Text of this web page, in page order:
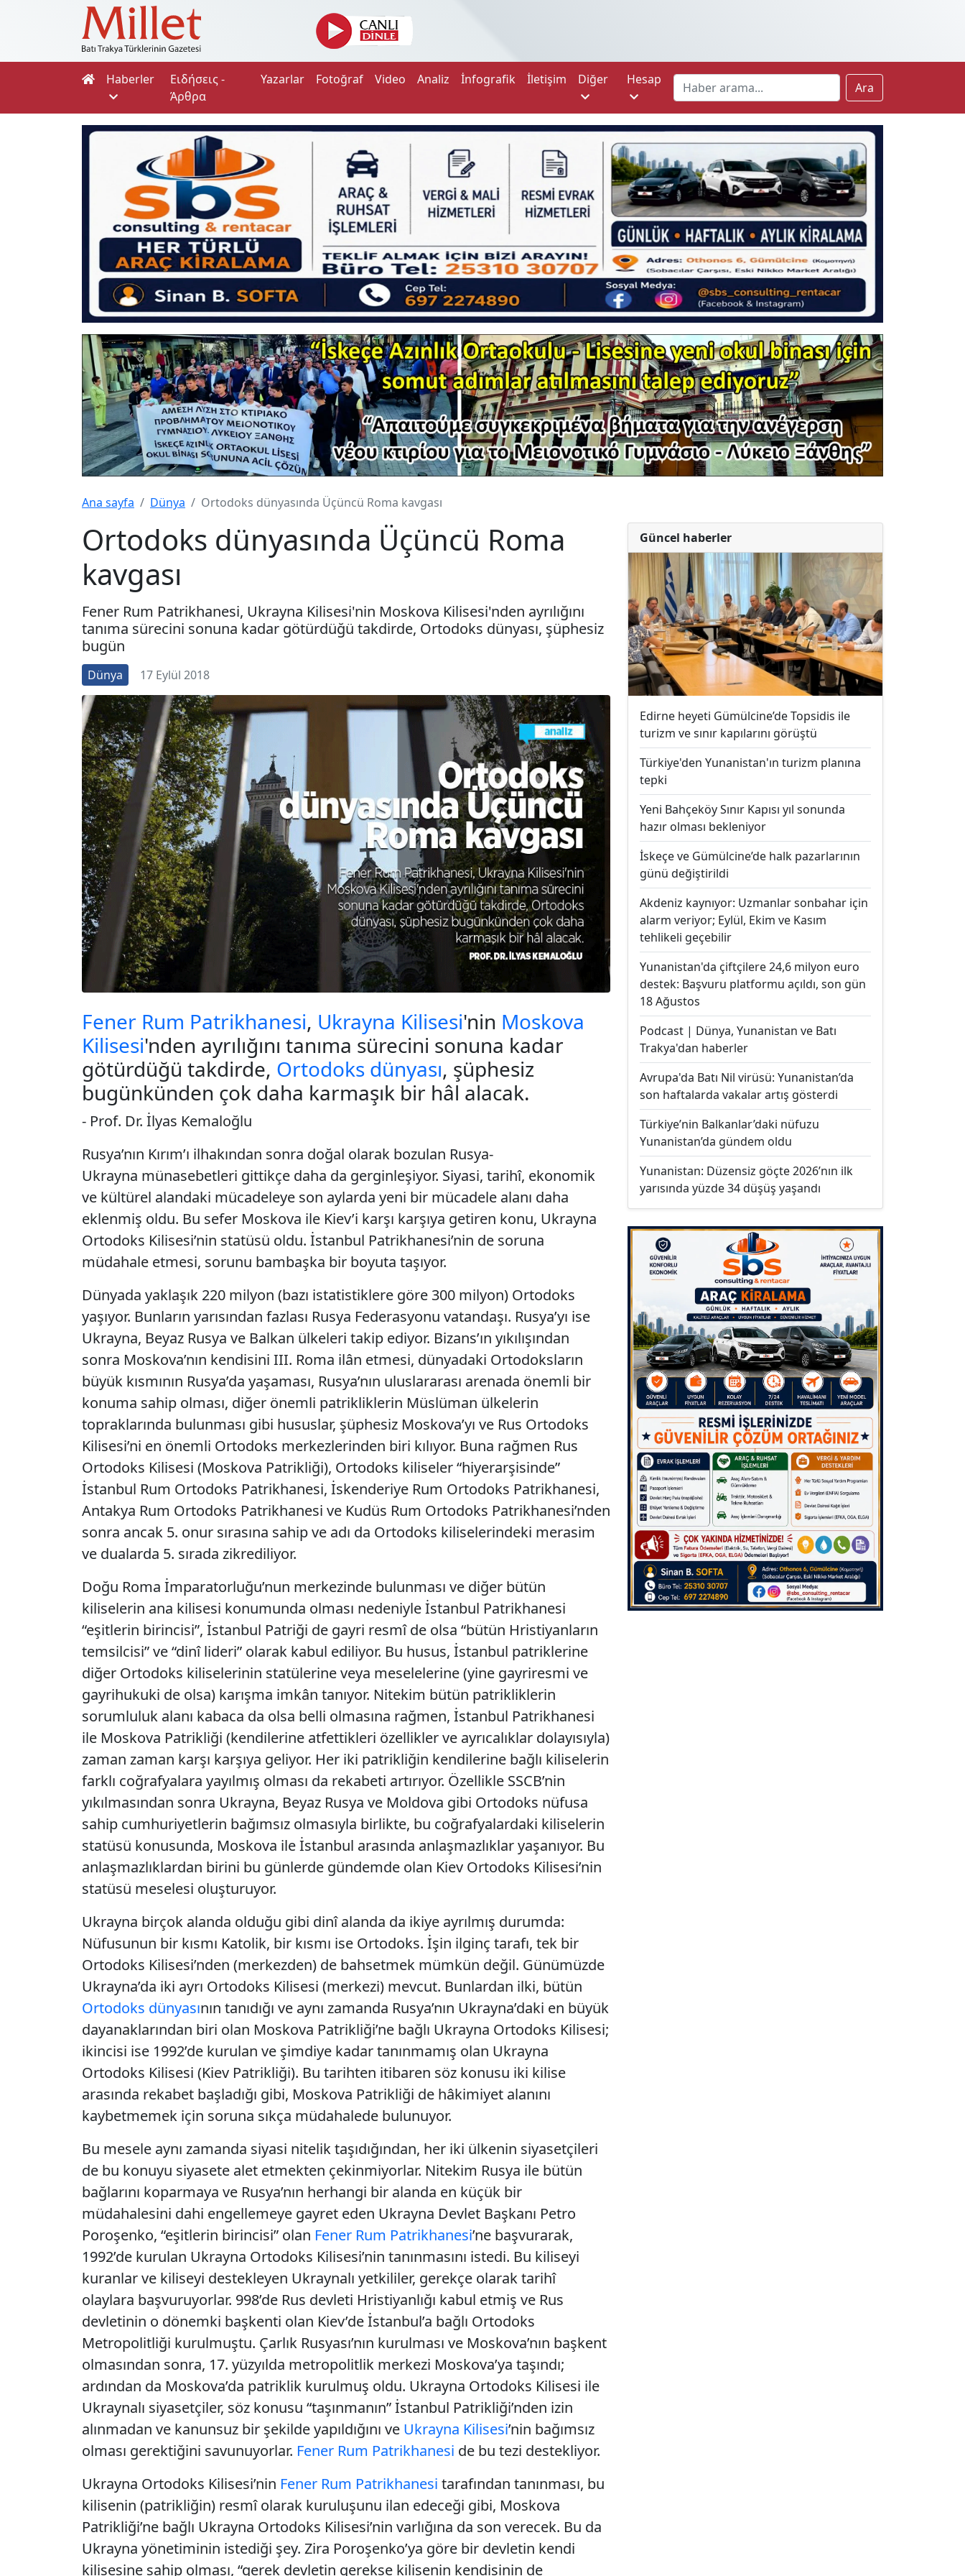
Haberler
Ειδήσεις -
Άρθρα
Yazarlar Fotoğraf Video Analiz İnfografik İletişim Diğer Hesap
Ara
Ana sayfa Dünya Ortodoks dünyasında Üçüncü Roma kavgası
Ortodoks dünyasında Üçüncü Roma
kavgası
Fener Rum Patrikhanesi, Ukrayna Kilisesi'nin Moskova Kilisesi'nden ayrılığını
tanıma sürecini sonuna kadar götürdüğü takdirde, Ortodoks dünyası, şüphesiz
bugün
Dünya 17 Eylül 2018
Fener Rum Patrikhanesi, Ukrayna Kilisesi'nin Moskova
Kilisesi'nden ayrılığını tanıma sürecini sonuna kadar
götürdüğü takdirde, Ortodoks dünyası, şüphesiz
bugünkünden çok daha karmaşık bir hâl alacak.
- Prof. Dr. İlyas Kemaloğlu
Rusya’nın Kırım’ı ilhakından sonra doğal olarak bozulan Rusya-
Ukrayna münasebetleri gittikçe daha da gerginleşiyor. Siyasi, tarihî, ekonomik
ve kültürel alandaki mücadeleye son aylarda yeni bir mücadele alanı daha
eklenmiş oldu. Bu sefer Moskova ile Kiev’i karşı karşıya getiren konu, Ukrayna
Ortodoks Kilisesi’nin statüsü oldu. İstanbul Patrikhanesi’nin de soruna
müdahale etmesi, sorunu bambaşka bir boyuta taşıyor.
Dünyada yaklaşık 220 milyon (bazı istatistiklere göre 300 milyon) Ortodoks
yaşıyor. Bunların yarısından fazlası Rusya Federasyonu vatandaşı. Rusya’yı ise
Ukrayna, Beyaz Rusya ve Balkan ülkeleri takip ediyor. Bizans’ın yıkılışından
sonra Moskova’nın kendisini III. Roma ilân etmesi, dünyadaki Ortodoksların
büyük kısmının Rusya’da yaşaması, Rusya’nın uluslararası arenada önemli bir
konuma sahip olması, diğer önemli patrikliklerin Müslüman ülkelerin
topraklarında bulunması gibi hususlar, şüphesiz Moskova’yı ve Rus Ortodoks
Kilisesi’ni en önemli Ortodoks merkezlerinden biri kılıyor. Buna rağmen Rus
Ortodoks Kilisesi (Moskova Patrikliği), Ortodoks kiliseler “hiyerarşisinde”
İstanbul Rum Ortodoks Patrikhanesi, İskenderiye Rum Ortodoks Patrikhanesi,
Antakya Rum Ortodoks Patrikhanesi ve Kudüs Rum Ortodoks Patrikhanesi’nden
sonra ancak 5. onur sırasına sahip ve adı da Ortodoks kiliselerindeki merasim
ve dualarda 5. sırada zikrediliyor.
Doğu Roma İmparatorluğu’nun merkezinde bulunması ve diğer bütün
kiliselerin ana kilisesi konumunda olması nedeniyle İstanbul Patrikhanesi
“eşitlerin birincisi”, İstanbul Patriği de gayri resmî de olsa “bütün Hristiyanların
temsilcisi” ve “dinî lideri” olarak kabul ediliyor. Bu husus, İstanbul patriklerine
diğer Ortodoks kiliselerinin statülerine veya meselelerine (yine gayriresmi ve
gayrihukuki de olsa) karışma imkân tanıyor. Nitekim bütün patrikliklerin
sorumluluk alanı kabaca da olsa belli olmasına rağmen, İstanbul Patrikhanesi
ile Moskova Patrikliği (kendilerine atfettikleri özellikler ve ayrıcalıklar dolayısıyla)
zaman zaman karşı karşıya geliyor. Her iki patrikliğin kendilerine bağlı kiliselerin
farklı coğrafyalara yayılmış olması da rekabeti artırıyor. Özellikle SSCB’nin
yıkılmasından sonra Ukrayna, Beyaz Rusya ve Moldova gibi Ortodoks nüfusa
sahip cumhuriyetlerin bağımsız olmasıyla birlikte, bu coğrafyalardaki kiliselerin
statüsü konusunda, Moskova ile İstanbul arasında anlaşmazlıklar yaşanıyor. Bu
anlaşmazlıklardan birini bu günlerde gündemde olan Kiev Ortodoks Kilisesi’nin
statüsü meselesi oluşturuyor.
Ukrayna birçok alanda olduğu gibi dinî alanda da ikiye ayrılmış durumda:
Nüfusunun bir kısmı Katolik, bir kısmı ise Ortodoks. İşin ilginç tarafı, tek bir
Ortodoks Kilisesi’nden (merkezden) de bahsetmek mümkün değil. Günümüzde
Ukrayna’da iki ayrı Ortodoks Kilisesi (merkezi) mevcut. Bunlardan ilki, bütün
Ortodoks dünyasının tanıdığı ve aynı zamanda Rusya’nın Ukrayna’daki en büyük
dayanaklarından biri olan Moskova Patrikliği’ne bağlı Ukrayna Ortodoks Kilisesi;
ikincisi ise 1992’de kurulan ve şimdiye kadar tanınmamış olan Ukrayna
Ortodoks Kilisesi (Kiev Patrikliği). Bu tarihten itibaren söz konusu iki kilise
arasında rekabet başladığı gibi, Moskova Patrikliği de hâkimiyet alanını
kaybetmemek için soruna sıkça müdahalede bulunuyor.
Bu mesele aynı zamanda siyasi nitelik taşıdığından, her iki ülkenin siyasetçileri
de bu konuyu siyasete alet etmekten çekinmiyorlar. Nitekim Rusya ile bütün
bağlarını koparmaya ve Rusya’nın herhangi bir alanda en küçük bir
müdahalesini dahi engellemeye gayret eden Ukrayna Devlet Başkanı Petro
Poroşenko, “eşitlerin birincisi” olan Fener Rum Patrikhanesi’ne başvurarak,
1992’de kurulan Ukrayna Ortodoks Kilisesi’nin tanınmasını istedi. Bu kiliseyi
kuranlar ve kiliseyi destekleyen Ukraynalı yetkililer, gerekçe olarak tarihî
olaylara başvuruyorlar. 998’de Rus devleti Hristiyanlığı kabul etmiş ve Rus
devletinin o dönemki başkenti olan Kiev’de İstanbul’a bağlı Ortodoks
Metropolitliği kurulmuştu. Çarlık Rusyası’nın kurulması ve Moskova’nın başkent
olmasından sonra, 17. yüzyılda metropolitlik merkezi Moskova’ya taşındı;
ardından da Moskova’da patriklik kurulmuş oldu. Ukrayna Ortodoks Kilisesi ile
Ukraynalı siyasetçiler, söz konusu “taşınmanın” İstanbul Patrikliği’nden izin
alınmadan ve kanunsuz bir şekilde yapıldığını ve Ukrayna Kilisesi’nin bağımsız
olması gerektiğini savunuyorlar. Fener Rum Patrikhanesi de bu tezi destekliyor.
Ukrayna Ortodoks Kilisesi’nin Fener Rum Patrikhanesi tarafından tanınması, bu
kilisenin (patrikliğin) resmî olarak kuruluşunu ilan edeceği gibi, Moskova
Patrikliği’ne bağlı Ukrayna Ortodoks Kilisesi’nin varlığına da son verecek. Bu da
Ukrayna yönetiminin istediği şey. Zira Poroşenko’ya göre bir devletin kendi
kilisesine sahip olması, “gerek devletin gerekse kilisenin kendisinin de
Güncel haberler
Edirne heyeti Gümülcine’de Topsidis ile
turizm ve sınır kapılarını görüştü
Türkiye'den Yunanistan'ın turizm planına
tepki
Yeni Bahçeköy Sınır Kapısı yıl sonunda
hazır olması bekleniyor
İskeçe ve Gümülcine’de halk pazarlarının
günü değiştirildi
Akdeniz kaynıyor: Uzmanlar sonbahar için
alarm veriyor; Eylül, Ekim ve Kasım
tehlikeli geçebilir
Yunanistan'da çiftçilere 24,6 milyon euro
destek: Başvuru platformu açıldı, son gün
18 Ağustos
Podcast | Dünya, Yunanistan ve Batı
Trakya'dan haberler
Avrupa'da Batı Nil virüsü: Yunanistan’da
son haftalarda vakalar artış gösterdi
Türkiye’nin Balkanlar’daki nüfuzu
Yunanistan’da gündem oldu
Yunanistan: Düzensiz göçte 2026’nın ilk
yarısında yüzde 34 düşüş yaşandı